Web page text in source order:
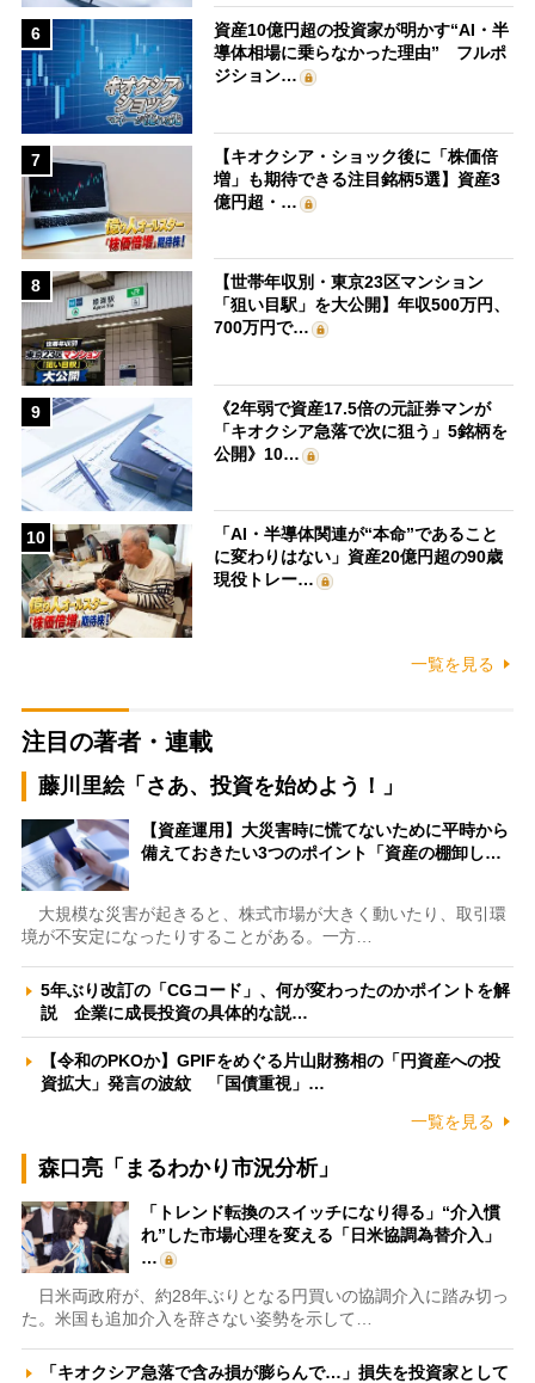
6
資産10億円超の投資家が明かす“AI・半
導体相場に乗らなかった理由” フルポ
ジション…
7
【キオクシア・ショック後に「株価倍
増」も期待できる注目銘柄5選】資産3
億円超・…
8
【世帯年収別・東京23区マンション
「狙い目駅」を大公開】年収500万円、
700万円で…
9
《2年弱で資産17.5倍の元証券マンが
「キオクシア急落で次に狙う」5銘柄を
公開》10…
10
「AI・半導体関連が“本命”であること
に変わりはない」資産20億円超の90歳
現役トレー…
一覧を見る
注目の著者・連載
藤川里絵「さあ、投資を始めよう！」
【資産運用】大災害時に慌てないために平時から
備えておきたい3つのポイント「資産の棚卸し…
大規模な災害が起きると、株式市場が大きく動いたり、取引環
境が不安定になったりすることがある。一方…
5年ぶり改訂の「CGコード」、何が変わったのかポイントを解
説 企業に成長投資の具体的な説…
【令和のPKOか】GPIFをめぐる片山財務相の「円資産への投
資拡大」発言の波紋 「国債重視」…
一覧を見る
森口亮「まるわかり市況分析」
「トレンド転換のスイッチになり得る」“介入慣
れ”した市場心理を変える「日米協調為替介入」
…
日米両政府が、約28年ぶりとなる円買いの協調介入に踏み切っ
た。米国も追加介入を辞さない姿勢を示して…
「キオクシア急落で含み損が膨らんで…」損失を投資家として